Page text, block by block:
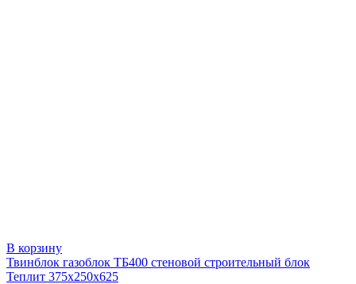
В корзину
Твинблок газоблок ТБ400 стеновой строительный блок
Теплит 375х250х625